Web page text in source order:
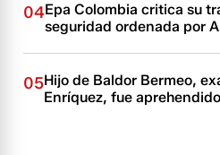
04Epa Colombia critica su
seguridad ordenada por
05Hijo de Baldor Bermeo,
Enríquez, fue